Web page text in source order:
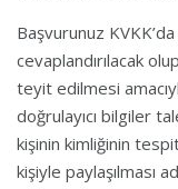
Başvurunuz
cevaplandırılacak
teyit edilmesi
doğrulayıcı bilgiler
kişinin kimliğinin
kişiyle paylaşılması